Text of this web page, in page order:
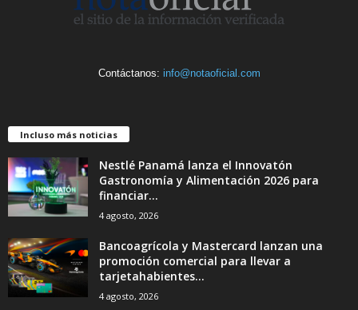
Contáctanos: info@notaoficial.com
Incluso más noticias
Nestlé Panamá lanza el Innovatón
Gastronomía y Alimentación 2026 para
financiar...
4 agosto, 2026
Bancoagrícola y Mastercard lanzan una
promoción comercial para llevar a
tarjetahabientes...
4 agosto, 2026